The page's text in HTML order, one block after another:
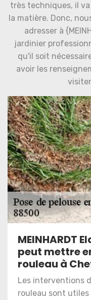
très techniques, il
la matière. Donc,
adresser à
jardinier
qu'il soit
avoir les
MEINHARDT
peut mettre
rouleau à
Les interventions
rouleau sont